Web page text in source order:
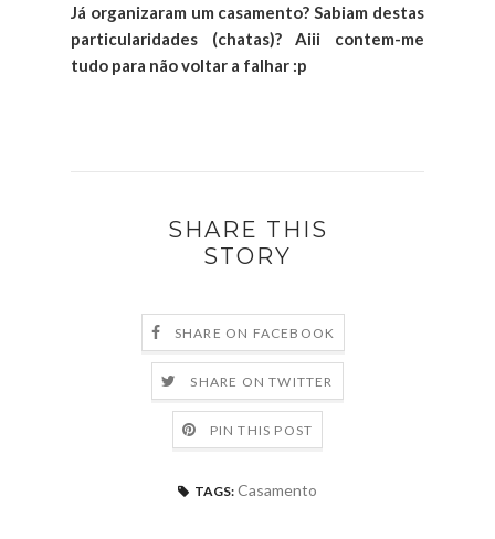
Já organizaram um casamento? Sabiam destas
particularidades (chatas)? Aiii contem-me
tudo para não voltar a falhar :p
SHARE THIS
STORY
SHARE ON FACEBOOK
SHARE ON TWITTER
PIN THIS POST
TAGS: Casamento